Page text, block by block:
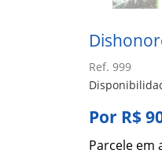
Ref. 999
Por R$
Parcele em